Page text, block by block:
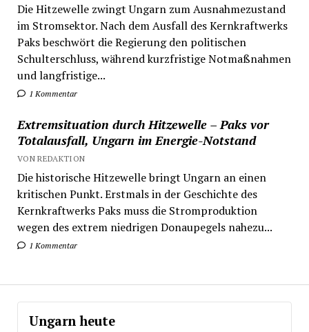
Die Hitzewelle zwingt Ungarn zum Ausnahmezustand
im Stromsektor. Nach dem Ausfall des Kernkraftwerks
Paks beschwört die Regierung den politischen
Schulterschluss, während kurzfristige Notmaßnahmen
und langfristige...
1 Kommentar
Extremsituation durch Hitzewelle – Paks vor
Totalausfall, Ungarn im Energie-Notstand
VON REDAKTION
Die historische Hitzewelle bringt Ungarn an einen
kritischen Punkt. Erstmals in der Geschichte des
Kernkraftwerks Paks muss die Stromproduktion
wegen des extrem niedrigen Donaupegels nahezu...
1 Kommentar
Ungarn heute